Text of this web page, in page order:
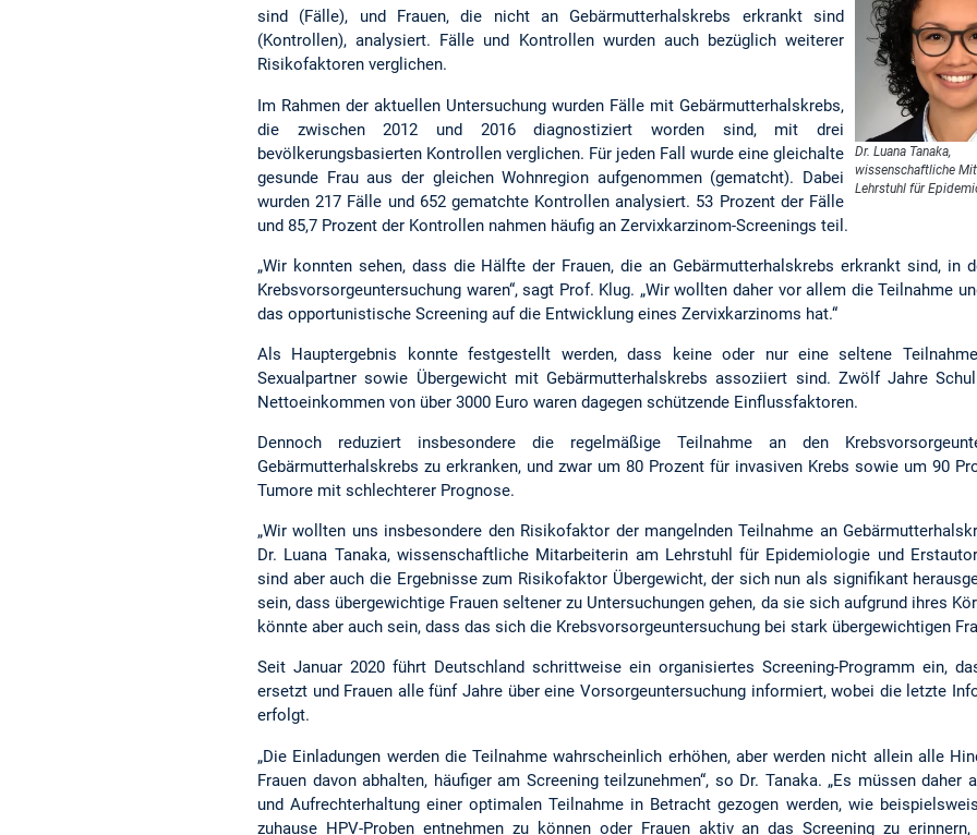
Dr. Luana Tanaka,
wissenschaftliche
Lehrstuhl für
sind (Fälle), und Frauen, die nicht an Gebärmutterhalskrebs erkrankt sind
(Kontrollen), analysiert. Fälle und Kontrollen wurden auch bezüglich weiterer
Risikofaktoren verglichen.
Im Rahmen der aktuellen Untersuchung wurden Fälle mit Gebärmutterhalskrebs,
die zwischen 2012 und 2016 diagnostiziert worden sind, mit drei
bevölkerungsbasierten Kontrollen verglichen. Für jeden Fall wurde eine gleichalte
gesunde Frau aus der gleichen Wohnregion aufgenommen (gematcht). Dabei
wurden 217 Fälle und 652 gematchte Kontrollen analysiert. 53 Prozent der Fälle
und 85,7 Prozent der Kontrollen nahmen häufig an Zervixkarzinom-Screenings teil.
„Wir konnten sehen, dass die Hälfte der Frauen, die an Gebärmutterhalskrebs erkrankt sind, in
Krebsvorsorgeuntersuchung waren“, sagt Prof. Klug. „Wir wollten daher vor allem die Teilnahme
das opportunistische Screening auf die Entwicklung eines Zervixkarzinoms hat.“
Als Hauptergebnis konnte festgestellt werden, dass keine oder nur eine seltene
Sexualpartner sowie Übergewicht mit Gebärmutterhalskrebs assoziiert sind. Zwölf Jahre
Nettoeinkommen von über 3000 Euro waren dagegen schützende Einflussfaktoren.
Dennoch reduziert insbesondere die regelmäßige Teilnahme an den
Gebärmutterhalskrebs zu erkranken, und zwar um 80 Prozent für invasiven Krebs sowie um 90
Tumore mit schlechterer Prognose.
„Wir wollten uns insbesondere den Risikofaktor der mangelnden Teilnahme an
Dr. Luana Tanaka, wissenschaftliche Mitarbeiterin am Lehrstuhl für Epidemiologie und
sind aber auch die Ergebnisse zum Risikofaktor Übergewicht, der sich nun als signifikant
sein, dass übergewichtige Frauen seltener zu Untersuchungen gehen, da sie sich aufgrund ihres
könnte aber auch sein, dass das sich die Krebsvorsorgeuntersuchung bei stark übergewichtigen
Seit Januar 2020 führt Deutschland schrittweise ein organisiertes Screening-Programm ein,
ersetzt und Frauen alle fünf Jahre über eine Vorsorgeuntersuchung informiert, wobei die letzte
erfolgt.
„Die Einladungen werden die Teilnahme wahrscheinlich erhöhen, aber werden nicht allein alle
Frauen davon abhalten, häufiger am Screening teilzunehmen“, so Dr. Tanaka. „Es müssen daher
und Aufrechterhaltung einer optimalen Teilnahme in Betracht gezogen werden, wie
zuhause HPV-Proben entnehmen zu können oder Frauen aktiv an das Screening zu